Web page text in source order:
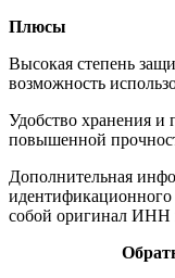
Плюсы
Высокая степень
возможность
Удобство хранения и
повышенной
Дополнительная
собой оригинал ИНН